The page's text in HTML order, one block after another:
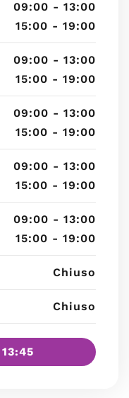
09:00 - 13:00
15:00 - 19:00
09:00 - 13:00
15:00 - 19:00
09:00 - 13:00
15:00 - 19:00
09:00 - 13:00
15:00 - 19:00
09:00 - 13:00
15:00 - 19:00
Chiuso
Chiuso